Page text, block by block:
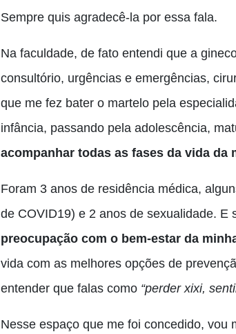
Sempre quis agradecê-la por essa fala.
Na faculdade, de fato entendi que a
consultório, urgências e emergências,
que me fez bater o martelo pela
infância, passando pela adolescência,
acompanhar todas as fases da vida da
Foram 3 anos de residência médica,
de COVID19) e 2 anos de sexualidade. E
preocupação com o bem-estar da
vida com as melhores opções de
entender que falas como “perder xixi,
Nesse espaço que me foi concedido, vou